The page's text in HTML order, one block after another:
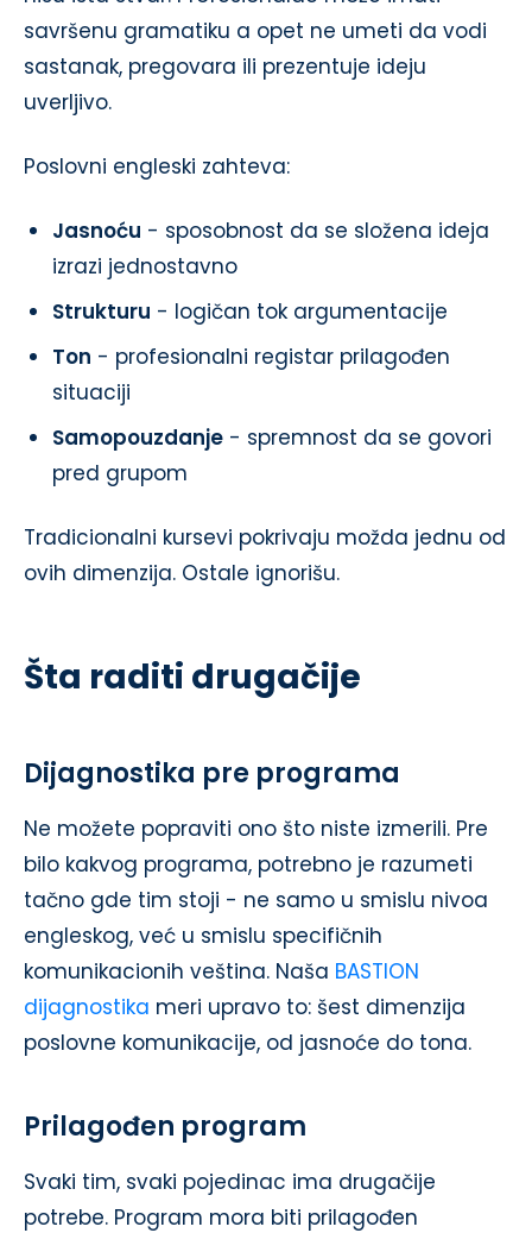
savršenu gramatiku a opet ne umeti da vodi
sastanak, pregovara ili prezentuje ideju
uverljivo.
Poslovni engleski zahteva:
Jasnoću - sposobnost da se složena ideja
izrazi jednostavno
Strukturu - logičan tok argumentacije
Ton - profesionalni registar prilagođen
situaciji
Samopouzdanje - spremnost da se govori
pred grupom
Tradicionalni kursevi pokrivaju možda jednu od
ovih dimenzija. Ostale ignorišu.
Šta raditi drugačije
Dijagnostika pre programa
Ne možete popraviti ono što niste izmerili. Pre
bilo kakvog programa, potrebno je razumeti
tačno gde tim stoji - ne samo u smislu nivoa
engleskog, već u smislu specifičnih
komunikacionih veština. Naša BASTION
dijagnostika meri upravo to: šest dimenzija
poslovne komunikacije, od jasnoće do tona.
Prilagođen program
Svaki tim, svaki pojedinac ima drugačije
potrebe. Program mora biti prilagođen